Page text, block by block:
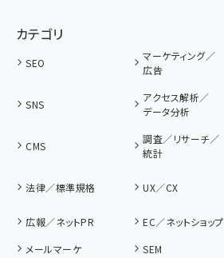
カテゴリ
SEO
マーケティング／
広告
SNS
アクセス解析／
データ分析
CMS
調査／リサーチ／
統計
法律／標準規格 UX／CX
広報／ネットPR
EC／ネットショップ
メールマーケ
SEM